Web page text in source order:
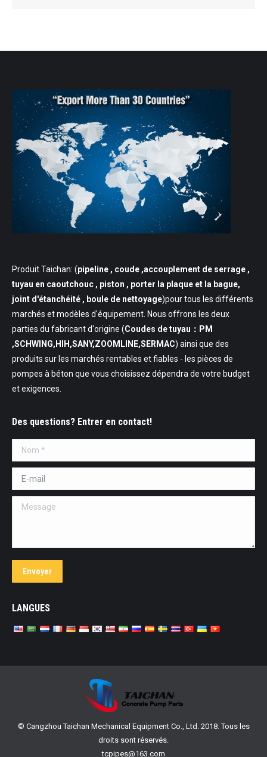
Produit Taichan: (pipeline , coude ,accouplement de serrage ,
tuyau en caoutchouc , piston , porter la plaque et la bague,
joint d'étanchéité , boule de nettoyage)pour tous les différents
marchés et modèles d'équipement. Nous offrons les deux
parties du fabricant d'origine (Coudes de tuyau：PM
,SCHWING,HIH,SANY,ZOOMLINE,SERMAC) ainsi que des
produits sur les marchés rentables et fiables - les pièces de
pompes à béton que vous choisissez dépendra de votre budget
et exigences.
Des questions? Entrer en contact!
Nom *
E-mail *
Message
Envoyer
LANGUES
© Cangzhou Taichan Mechanical Equipment Co., Ltd. 2018. Tous les
droits sont réservés.
tcpipes@163.com